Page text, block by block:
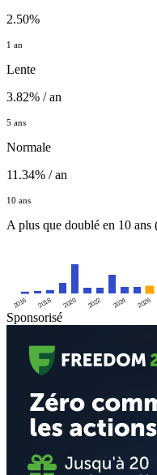
2.50%
1 an
Lente
3.82% / an
5 ans
Normale
11.34% / an
10 ans
A plus que doublé en 10 ans
2016 2018 2020 2022 2024 2026
Sponsorisé